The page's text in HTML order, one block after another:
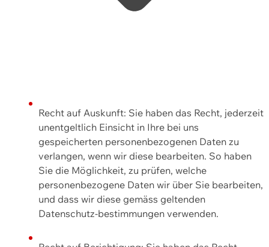
Recht auf Auskunft: Sie haben das Recht, jederzeit
unentgeltlich Einsicht in Ihre bei uns
gespeicherten personenbezogenen Daten zu
verlangen, wenn wir diese bearbeiten. So haben
Sie die Möglichkeit, zu prüfen, welche
personenbezogene Daten wir über Sie bearbeiten,
und dass wir diese gemäss geltenden
Datenschutz-bestimmungen verwenden.